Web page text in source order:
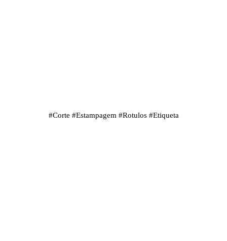
#Corte #Estampagem #Rotulos#Etiqueta